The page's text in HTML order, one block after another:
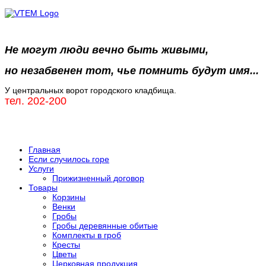
Не могут люди вечно быть живыми,
но незабвенен тот, чье помнить будут имя...
У центральных ворот городского кладбища.
тел. 202-200
Главная
Если случилось горе
Услуги
Прижизненный договор
Товары
Корзины
Венки
Гробы
Гробы деревянные обитые
Комплекты в гроб
Кресты
Цветы
Церковная продукция